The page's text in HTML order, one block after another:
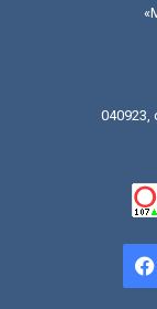
040923,